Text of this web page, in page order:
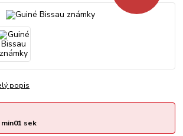
popis
01 sek